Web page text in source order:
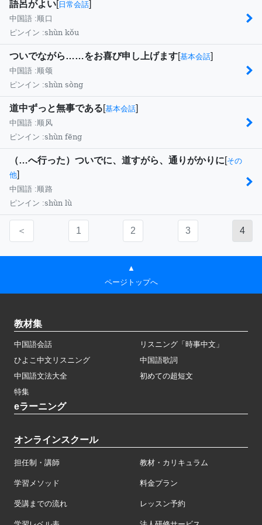
語呂がよい[ 日常会話]
中国語 : 顺口
ピンイン :shùn kǒu
ついでながら……をお喜び申し上げます[基本会話]
中国語 : 顺颂
ピンイン :shùn sòng
道中ずっと無事である[基本会話]
中国語 : 顺风
ピンイン :shùn fēng
（…へ行った）ついでに、道すがら、通りがかりに[その
他]
中国語 : 顺路
ピンイン :shùn lù
＜ 1 2 3 4
▲
ページトップへ
教材集
中国語会話
リスニング「時事中文」
ひよこ中文リスニング
中国語歌詞
中国語文法大全
初めての超短文
特集
eラーニング
オンラインスクール
担任制・講師 教材・カリキュラム
学習メソッド 料金プラン
受講までの流れ レッスン予約